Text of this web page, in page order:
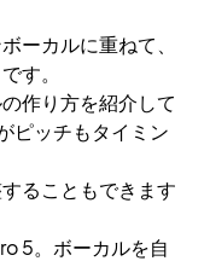
ーカルに重ねて、
す。
作り方を紹介して
ピッチもタイミン
ることもできます
5。ボーカルを自